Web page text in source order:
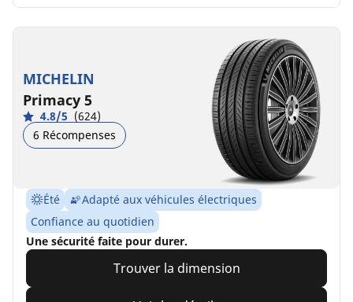
MICHELIN
Primacy 5
4.8/5 (624)
6 Récompenses
Été
Adapté aux véhicules électriques
Confiance au quotidien
Une sécurité faite pour durer.
Trouver la dimension